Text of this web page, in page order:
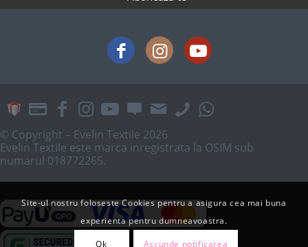
© Copyright – Evelin Textile 2026
Evelin Textile este marca inregistrata la OSIM sub
numarul 018772265.
Site-ul nostru foloseste Cookies pentru a asigura cea mai buna
experienta pentru dumneavoastra.
Ok Ascunde notificarea